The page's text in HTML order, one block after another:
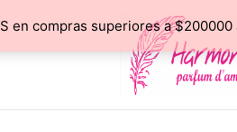
en compras superiores a